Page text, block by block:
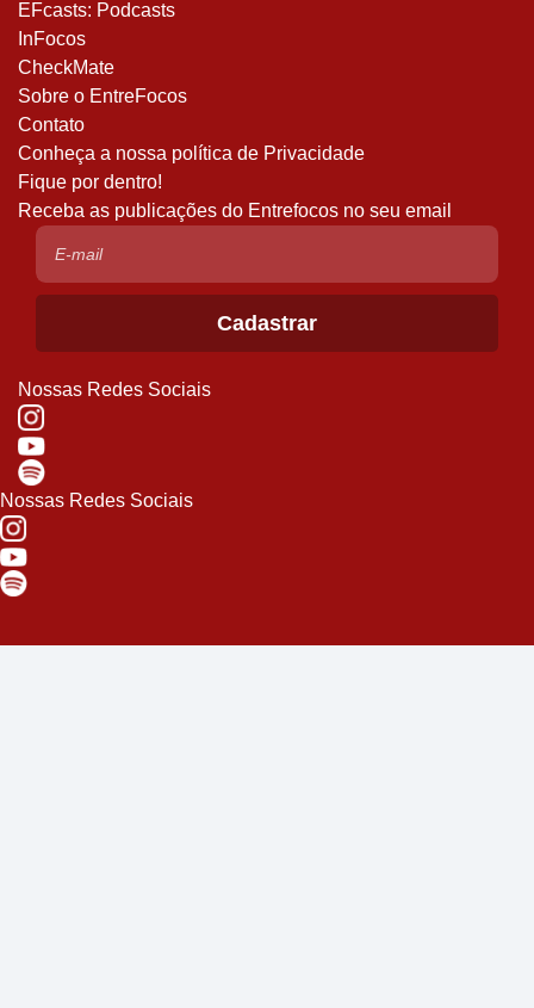
EFcasts: Podcasts
InFocos
CheckMate
Sobre o EntreFocos
Contato
Conheça a nossa política de Privacidade
Fique por dentro!
Receba as publicações do Entrefocos no seu email
Nossas Redes Sociais
Nossas Redes Sociais